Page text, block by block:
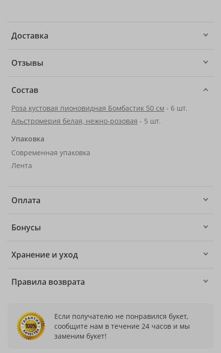
Доставка
Отзывы
Состав
Роза кустовая пионовидная Бомбастик 50 см - 6 шт.
Альстромерия белая, нежно-розовая - 5 шт.
Упаковка
Современная упаковка
Лента
Оплата
Бонусы
Хранение и уход
Правила возврата
Если получателю не понравился букет,
сообщите нам в течение 24 часов и мы
заменим букет!